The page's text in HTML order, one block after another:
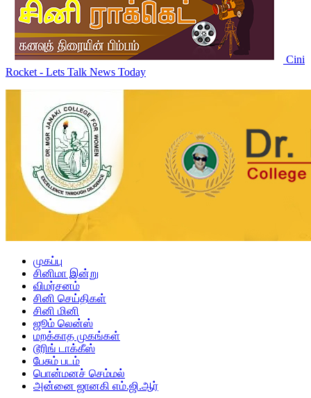
Cini
Rocket - Lets Talk News Today
முகப்பு
சினிமா இன்று
விமர்சனம்
சினி செய்திகள்
சினி மினி
ஜூம் லென்ஸ்
மறக்காத முகங்கள்
டூரிங் டாக்கீஸ்
பேசும் படம்
பொன்மனச் செம்மல்
அன்னை ஜானகி எம்.ஜி.ஆர்